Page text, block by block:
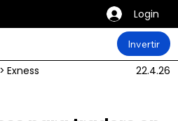
Login
Invertir
> Exness 22.4.26